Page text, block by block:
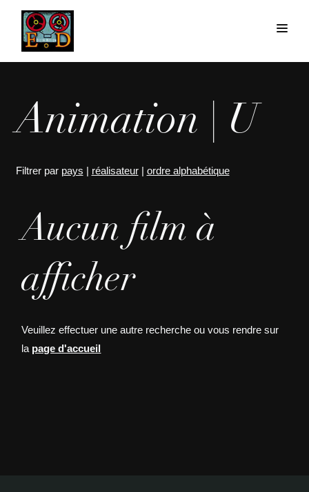
Animation | U
Filtrer par pays | réalisateur| ordre alphabétique
Aucun film à
afficher
Veuillez effectuer une autre recherche ou vous rendre sur
la page d'accueil